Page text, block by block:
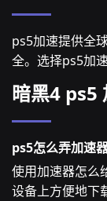
ps5加速提供全
全。选择ps5加
暗黑4 ps5
ps5怎么弄加速
使用加速器怎么
设备上方便地下